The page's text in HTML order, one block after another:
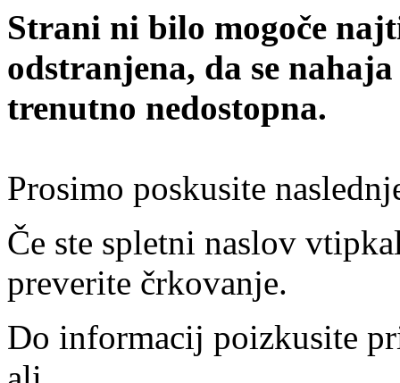
Strani ni bilo mogoče
odstranjena, da se
trenutno nedostopna.
Prosimo poskusite
Če ste spletni naslov
preverite črkovanje.
Do informacij poizkusite